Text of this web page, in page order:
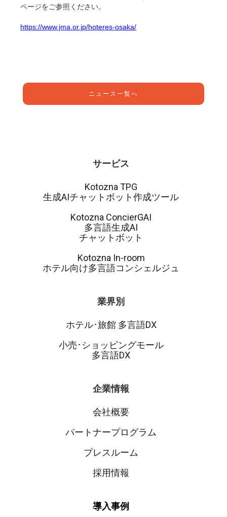
ページをご参照ください。
https://www.jma.or.jp/hoteres-osaka/
ニュース一覧へ
サービス
Kotozna TPG
生成AIチャットボット作成ツール
Kotozna ConcierGAI
多言語生成AI
チャットボット
Kotozna In-room
ホテル向け多言語コンシェルジュ
業界別
ホテル･旅館 多言語DX
小売･ショッピングモール
多言語DX
企業情報
会社概要
パートナープログラム
プレスルーム
採用情報
導入事例